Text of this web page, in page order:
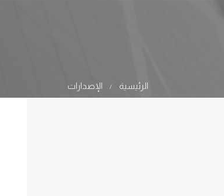
الرئيسية / الإصدارات